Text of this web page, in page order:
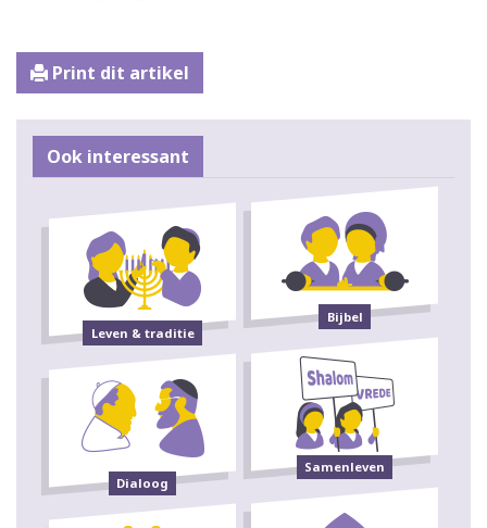
Print dit artikel
Ook interessant
Leven & traditie
Bijbel
Dialoog
Samenleven